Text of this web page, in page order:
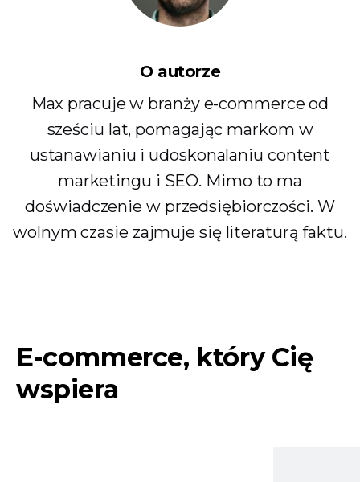
O autorze
Max pracuje w branży e-commerce od
sześciu lat, pomagając markom w
ustanawianiu i udoskonalaniu content
marketingu i SEO. Mimo to ma
doświadczenie w przedsiębiorczości. W
wolnym czasie zajmuje się literaturą faktu.
E-commerce, który Cię
wspiera